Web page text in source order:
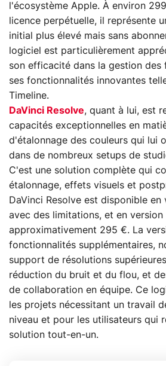
l'écosystème Apple. À environ
licence perpétuelle, il représente
initial plus élevé mais sans
logiciel est particulièrement
son efficacité dans la gestion des
ses fonctionnalités innovantes
Timeline.
DaVinci Resolve, quant à lui, est
capacités exceptionnelles en
d'étalonnage des couleurs qui lui
dans de nombreux setups de
C'est une solution complète qui
étalonnage, effets visuels et
DaVinci Resolve est disponible en
avec des limitations, et en
approximativement 295 €. La
fonctionnalités supplémentaires,
support de résolutions
réduction du bruit et du flou, et
de collaboration en équipe. Ce
les projets nécessitant un travail
niveau et pour les utilisateurs qui
solution tout-en-un.